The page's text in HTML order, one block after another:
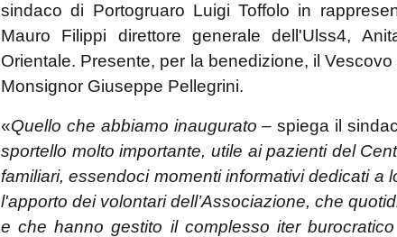
sindaco di Portogruaro Luigi Toffolo in
Mauro Filippi direttore generale dell'Ulss4,
Orientale. Presente, per la benedizione, il
Monsignor Giuseppe Pellegrini.
«Quello che abbiamo inaugurato –spiega il
sportello molto importante, utile ai pazienti del
familiari, essendoci momenti informativi dedicati a
l'apporto dei volontari dell’Associazione, che
e che hanno gestito il complesso iter